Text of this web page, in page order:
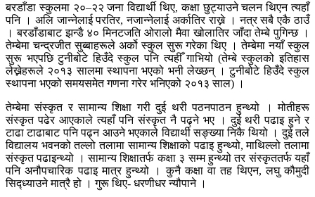
बरडाँडा स्कुलमा २०–२२ जना विद्यार्थी थिए, कक्षा छुट्याउने चलन थिएन त्यहाँ
पनि । अलि जान्नेलाई परतिर, नजान्नेलाई अर्कातिर राख्ने । नत्र सबै एकै ठाउँ
। बरडाँडाबाट झन्डै ४० मिनटजति ओरालो मैवा खोलातिर जाँदा तेम्बे पुगिन्छ ।
तेम्बेमा चन्द्रजीत सुब्बाहरूले अर्को स्कुल सुरू गरेका थिए । तेम्बेमा नयाँ स्कुल
सुरू भएपछि टुनीबोटे हिउँदे स्कुल पनि त्यहीँ गाभियो (तेम्बे स्कुलको इतिहास
लेख्नेहरूले २०१३ सालमा स्थापना भएको भनी लेख्छन् । टुनीबोटे हिउँदे स्कुल
स्थापना भएको समयसमेत गणना गरेर भनिएको २०१३ साल) ।
तेम्बेमा संस्कृत र सामान्य शिक्षा गरी दुई थरी पठनपाठन हुन्थ्यो । मोतीहरू
संस्कृत पढेर आएकाले त्यहाँ पनि संस्कृत नै पढ्ने भए । दुई थरी पढाइ हुने र
टाढा टाढाबाट पनि पढ्न आउने भएकाले विद्यार्थी सङ्ख्या निकै थियो । दुई तले
विद्यालय भवनको तल्लो तलामा सामान्य शिक्षाको पढाइ हुन्थ्यो, माथिल्लो तलामा
संस्कृत पढाइन्थ्यो । सामान्य शिक्षातर्फ कक्षा ३ सम्म हुन्थ्यो तर संस्कृततर्फ यहाँ
पनि अनौपचारिक पढाइ मात्र हुन्थ्यो । कुनै कक्षा वा तह थिएन, लघु कौमुदी
सिद्ध्याउने मात्रै हो । गुरू थिए- धरणीधर न्यौपाने ।